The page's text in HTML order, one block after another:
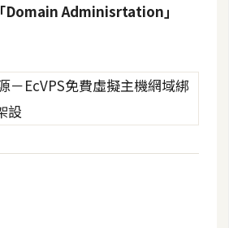
「Domain Adminisrtation」